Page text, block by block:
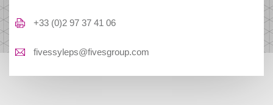
+33 (0)2 97 37 41 06
fivessyleps@fivesgroup.com